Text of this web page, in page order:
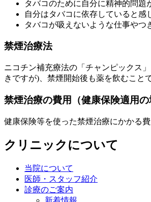
タバコのために自分に精神的問題
自分はタバコに依存していると感
タバコが吸えないような仕事やつ
禁煙治療法
ニコチン補充療法の「チャンピックス
きですが)、禁煙開始後も薬を飲むこと
禁煙治療の費用（健康保険適用の
健康保険等を使った禁煙治療にかかる
クリニックについて
当院について
医師・スタッフ紹介
診療のご案内